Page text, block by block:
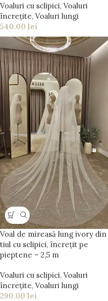
Voaluri cu sclipici, Voaluri
încrețite, Voaluri lungi
540.00 lei
Voal de mireasă lung ivory din
tiul cu sclipici, încrețit pe
pieptene – 2,5 m
Voaluri cu sclipici, Voaluri
încrețite, Voaluri lungi
290.00 lei